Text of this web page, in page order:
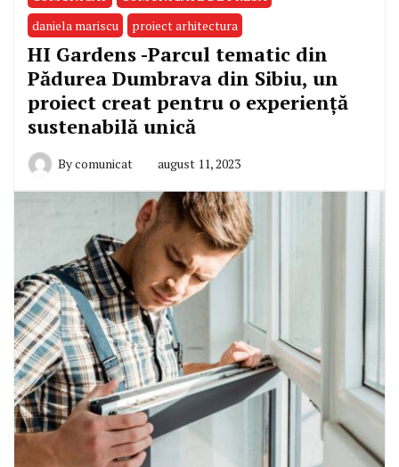
daniela mariscu
proiect arhitectura
HI Gardens -Parcul tematic din
Pădurea Dumbrava din Sibiu, un
proiect creat pentru o experiență
sustenabilă unică
Bycomunicat august 11, 2023